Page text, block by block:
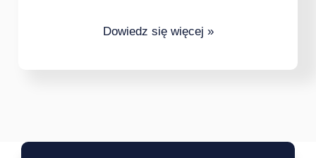
Dowiedz się więcej »